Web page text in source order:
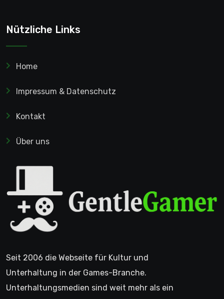
Nützliche Links
Home
Impressum & Datenschutz
Kontakt
Über uns
Seit 2006 die Webseite für Kultur und
Unterhaltung in der Games-Branche.
Unterhaltungsmedien sind weit mehr als ein